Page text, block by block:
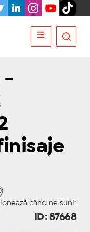
-
când ne suni:
ID: 87668